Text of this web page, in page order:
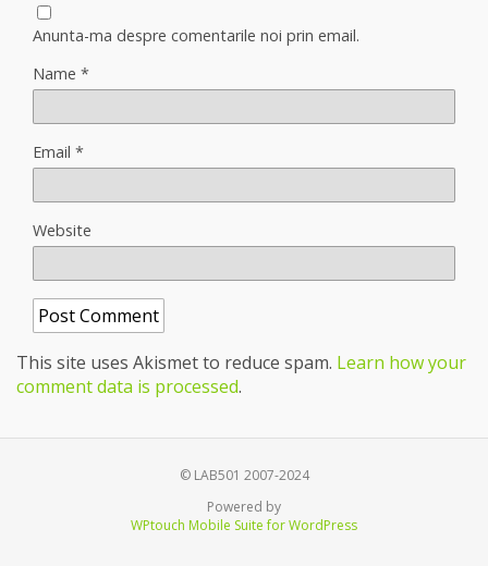
Anunta-ma despre comentarile noi prin email.
Name *
Email *
Website
This site uses Akismet to reduce spam. Learn how your
comment data is processed.
© LAB501 2007-2024
Powered by
WPtouch Mobile Suite for WordPress